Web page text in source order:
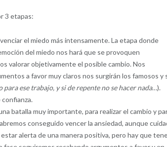
3 etapas:
el miedo más intensamente. La etapa donde
del miedo nos hará que se provoquen
valorar objetivamente el posible cambio. Nos
a favor muy claros nos surgirán los famosos y
ese trabajo, y si de repente no se hacer nada…).
batalla muy importante, para realizar el cambio y
conseguido vencer la ansiedad, aunque
alerta de una manera positiva, pero hay que